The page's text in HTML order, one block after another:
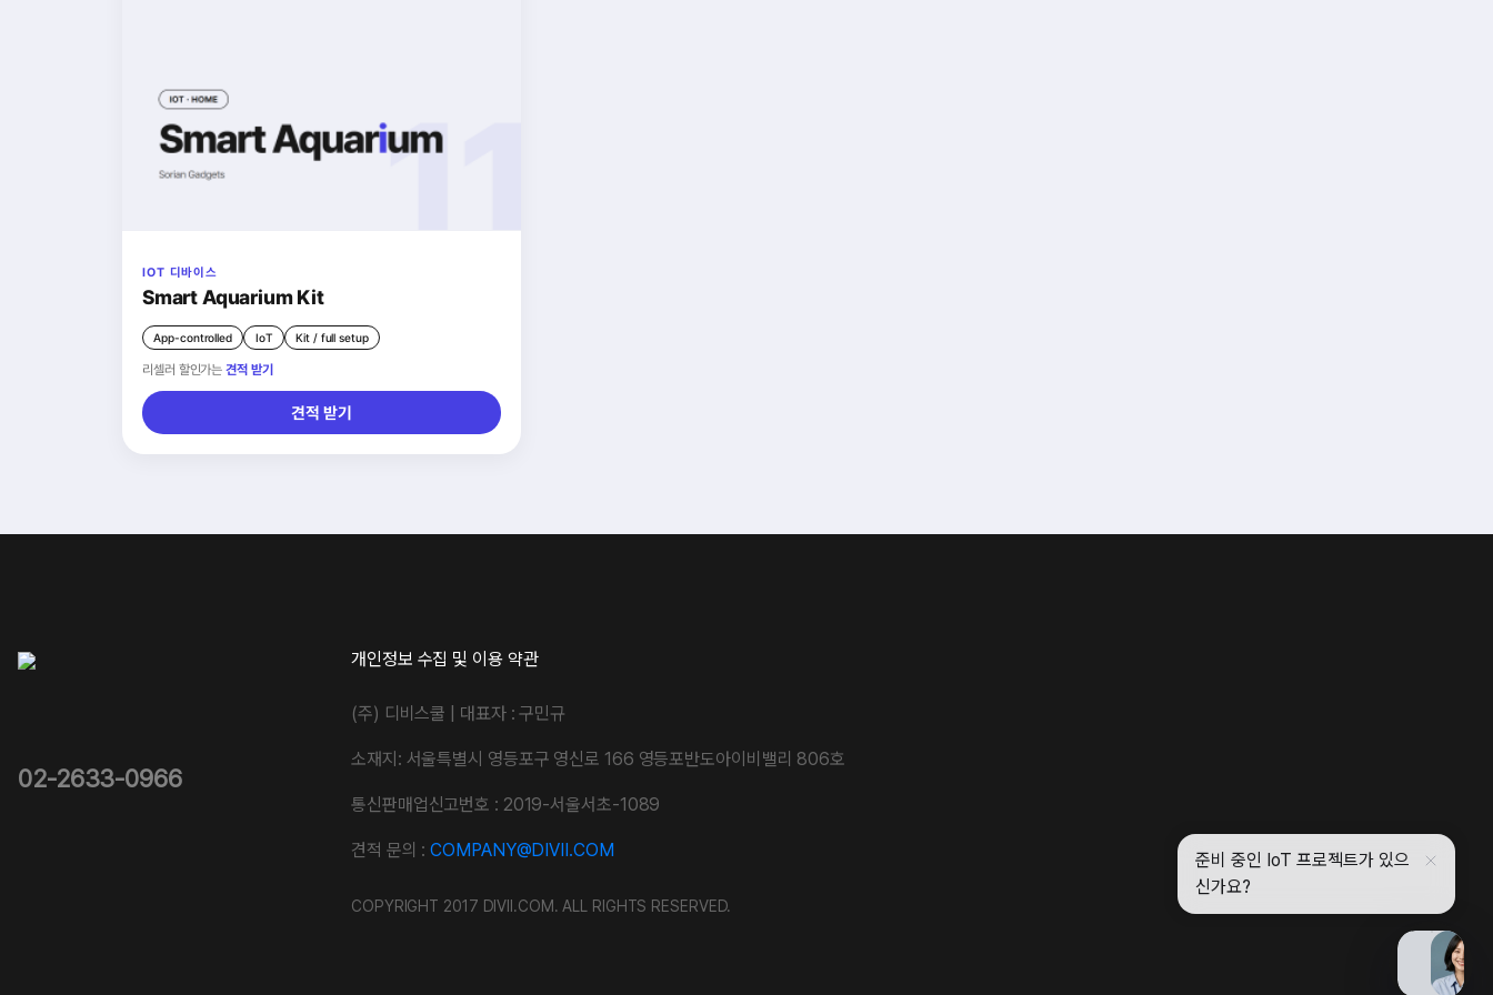
IOT 디바이스
Smart Aquarium Kit
App-controlled IoT Kit / full setup
리셀러 할인가는견적 받기
견적 받기
02-2633-0966
개인정보 수집 및 이용 약관
(주) 디비스쿨 | 대표자 : 구민규
소재지: 서울특별시 영등포구 영신로 166 영등포반도아이비밸리 806호
통신판매업신고번호 : 2019-서울서초-1089
견적 문의 :COMPANY@DIVII.COM
COPYRIGHT 2017 DIVII.COM. ALL RIGHTS RESERVED.